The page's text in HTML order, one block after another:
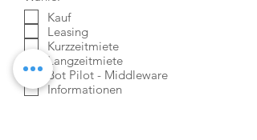
Kauf
Leasing
Kurzzeitmiete
Langzeitmiete
Bot Pilot - Middleware
Informationen